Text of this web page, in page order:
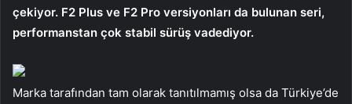
çekiyor. F2 Plus ve F2 Pro versiyonları da bulunan seri,
performanstan çok stabil sürüş vadediyor.
Marka tarafından tam olarak tanıtılmamış olsa da Türkiye’de